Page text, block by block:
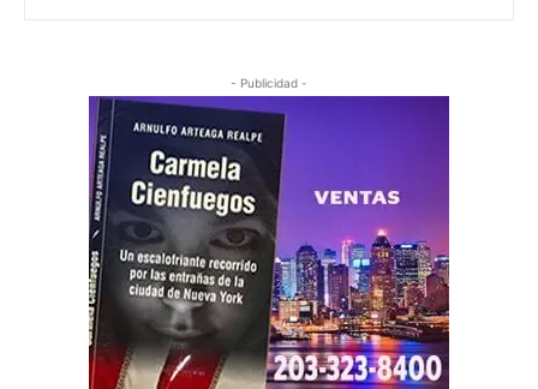
- Publicidad -